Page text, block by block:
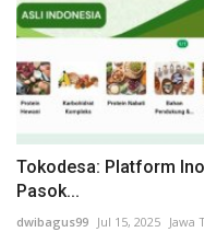
Tokodesa: Platform
Pasok...
dwibagus99 Jul 15, 2025 Jawa